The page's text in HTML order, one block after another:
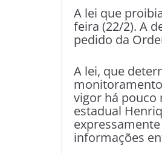
A lei que
feira (22/2). A
pedido da
A lei, que
vigor há pouco
estadual
informações